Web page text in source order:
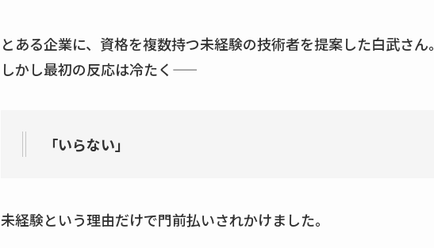
とある企業に、資格を複数持つ未経験の技術者を提案した白武さん。
しかし最初の反応は冷たく――
「いらない」
未経験という理由だけで門前払いされかけました。